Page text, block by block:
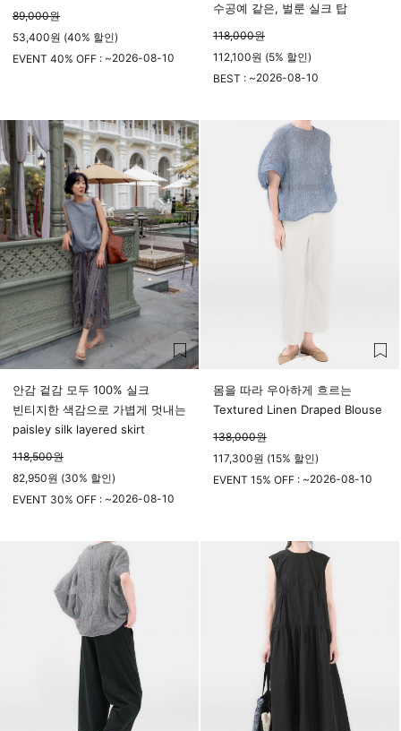
89,000원
53,400원 (40% 할인)
EVENT 40% OFF : ~2026-08-10
수공예 같은, 벌룬 실크 탑
118,000원
112,100원 (5% 할인)
BEST : ~2026-08-10
안감 겉감 모두 100% 실크
빈티지한 색감으로 가볍게 멋내는
paisley silk layered skirt
118,500원
82,950원 (30% 할인)
EVENT 30% OFF : ~2026-08-10
몸을 따라 우아하게 흐르는
Textured Linen Draped Blouse
138,000원
117,300원 (15% 할인)
EVENT 15% OFF : ~2026-08-10